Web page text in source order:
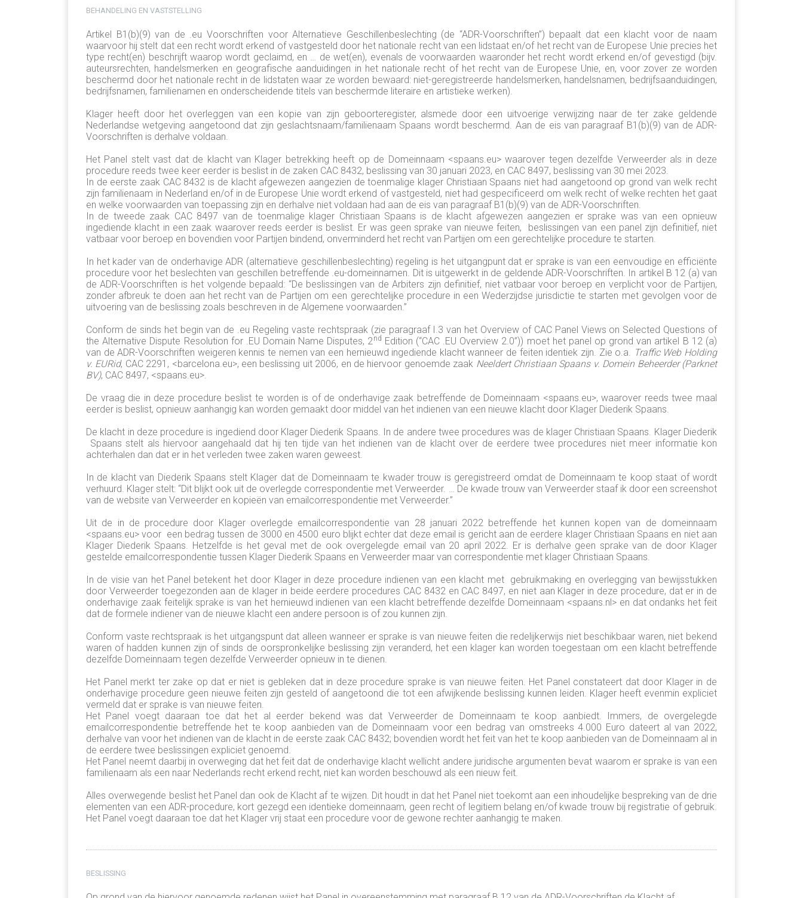
BEHANDELING EN VASTSTELLING
Artikel B1(b)(9) van de .eu Voorschriften voor Alternatieve Geschillenbeslechting (de “ADR-Voorschriften”) bepaalt dat een klacht voor de naam
waarvoor hij stelt dat een recht wordt erkend of vastgesteld door het nationale recht van een lidstaat en/of het recht van de Europese Unie precies het
type recht(en) beschrijft waarop wordt geclaimd, en … de wet(en), evenals de voorwaarden waaronder het recht wordt erkend en/of gevestigd (bijv.
auteursrechten, handelsmerken en geografische aanduidingen in het nationale recht of het recht van de Europese Unie, en, voor zover ze worden
beschermd door het nationale recht in de lidstaten waar ze worden bewaard: niet-geregistreerde handelsmerken, handelsnamen, bedrijfsaanduidingen,
bedrijfsnamen, familienamen en onderscheidende titels van beschermde literaire en artistieke werken).
Klager heeft door het overleggen van een kopie van zijn geboorteregister, alsmede door een uitvoerige verwijzing naar de ter zake geldende
Nederlandse wetgeving aangetoond dat zijn geslachtsnaam/familienaam Spaans wordt beschermd. Aan de eis van paragraaf B1(b)(9) van de ADR-
Voorschriften is derhalve voldaan.
Het Panel stelt vast dat de klacht van Klager betrekking heeft op de Domeinnaam <spaans.eu> waarover tegen dezelfde Verweerder als in deze
procedure reeds twee keer eerder is beslist in de zaken CAC 8432, beslissing van 30 januari 2023, en CAC 8497, beslissing van 30 mei 2023.
In de eerste zaak CAC 8432 is de klacht afgewezen aangezien de toenmalige klager Christiaan Spaans niet had aangetoond op grond van welk recht
zijn familienaam in Nederland en/of in de Europese Unie wordt erkend of vastgesteld, niet had gespecificeerd om welk recht of welke rechten het gaat
en welke voorwaarden van toepassing zijn en derhalve niet voldaan had aan de eis van paragraaf B1(b)(9) van de ADR-Voorschriften.
In de tweede zaak CAC 8497 van de toenmalige klager Christiaan Spaans is de klacht afgewezen aangezien er sprake was van een opnieuw
ingediende klacht in een zaak waarover reeds eerder is beslist. Er was geen sprake van nieuwe feiten, beslissingen van een panel zijn definitief, niet
vatbaar voor beroep en bovendien voor Partijen bindend, onverminderd het recht van Partijen om een gerechtelijke procedure te starten.
In het kader van de onderhavige ADR (alternatieve geschillenbeslechting) regeling is het uitgangpunt dat er sprake is van een eenvoudige en efficiënte
procedure voor het beslechten van geschillen betreffende .eu-domeinnamen. Dit is uitgewerkt in de geldende ADR-Voorschriften. In artikel B 12 (a) van
de ADR-Voorschriften is het volgende bepaald: “De beslissingen van de Arbiters zijn definitief, niet vatbaar voor beroep en verplicht voor de Partijen,
zonder afbreuk te doen aan het recht van de Partijen om een gerechtelijke procedure in een Wederzijdse jurisdictie te starten met gevolgen voor de
uitvoering van de beslissing zoals beschreven in de Algemene voorwaarden.”
Conform de sinds het begin van de .eu Regeling vaste rechtspraak (zie paragraaf I.3 van het Overview of CAC Panel Views on Selected Questions of
the Alternative Dispute Resolution for .EU Domain Name Disputes, 2nd Edition (“CAC .EU Overview 2.0”)) moet het panel op grond van artikel B 12 (a)
van de ADR-Voorschriften weigeren kennis te nemen van een hernieuwd ingediende klacht wanneer de feiten identiek zijn. Zie o.a. Traffic Web Holding
v. EURid, CAC 2291, <barcelona.eu>, een beslissing uit 2006, en de hiervoor genoemde zaak Neeldert Christiaan Spaans v. Domein Beheerder (Parknet
BV), CAC 8497, <spaans.eu>.
De vraag die in deze procedure beslist te worden is of de onderhavige zaak betreffende de Domeinnaam <spaans.eu>, waarover reeds twee maal
eerder is beslist, opnieuw aanhangig kan worden gemaakt door middel van het indienen van een nieuwe klacht door Klager Diederik Spaans.
De klacht in deze procedure is ingediend door Klager Diederik Spaans. In de andere twee procedures was de klager Christiaan Spaans. Klager Diederik
Spaans stelt als hiervoor aangehaald dat hij ten tijde van het indienen van de klacht over de eerdere twee procedures niet meer informatie kon
achterhalen dan dat er in het verleden twee zaken waren geweest.
In de klacht van Diederik Spaans stelt Klager dat de Domeinnaam te kwader trouw is geregistreerd omdat de Domeinnaam te koop staat of wordt
verhuurd. Klager stelt: “Dit blijkt ook uit de overlegde correspondentie met Verweerder. … De kwade trouw van Verweerder staaf ik door een screenshot
van de website van Verweerder en kopieën van emailcorrespondentie met Verweerder.”
Uit de in de procedure door Klager overlegde emailcorrespondentie van 28 januari 2022 betreffende het kunnen kopen van de domeinnaam
<spaans.eu> voor een bedrag tussen de 3000 en 4500 euro blijkt echter dat deze email is gericht aan de eerdere klager Christiaan Spaans en niet aan
Klager Diederik Spaans. Hetzelfde is het geval met de ook overgelegde email van 20 april 2022. Er is derhalve geen sprake van de door Klager
gestelde emailcorrespondentie tussen Klager Diederik Spaans en Verweerder maar van correspondentie met klager Christiaan Spaans.
In de visie van het Panel betekent het door Klager in deze procedure indienen van een klacht met gebruikmaking en overlegging van bewijsstukken
door Verweerder toegezonden aan de klager in beide eerdere procedures CAC 8432 en CAC 8497, en niet aan Klager in deze procedure, dat er in de
onderhavige zaak feitelijk sprake is van het hernieuwd indienen van een klacht betreffende dezelfde Domeinnaam <spaans.nl> en dat ondanks het feit
dat de formele indiener van de nieuwe klacht een andere persoon is of zou kunnen zijn.
Conform vaste rechtspraak is het uitgangspunt dat alleen wanneer er sprake is van nieuwe feiten die redelijkerwijs niet beschikbaar waren, niet bekend
waren of hadden kunnen zijn of sinds de oorspronkelijke beslissing zijn veranderd, het een klager kan worden toegestaan om een klacht betreffende
dezelfde Domeinnaam tegen dezelfde Verweerder opnieuw in te dienen.
Het Panel merkt ter zake op dat er niet is gebleken dat in deze procedure sprake is van nieuwe feiten. Het Panel constateert dat door Klager in de
onderhavige procedure geen nieuwe feiten zijn gesteld of aangetoond die tot een afwijkende beslissing kunnen leiden. Klager heeft evenmin expliciet
vermeld dat er sprake is van nieuwe feiten.
Het Panel voegt daaraan toe dat het al eerder bekend was dat Verweerder de Domeinnaam te koop aanbiedt. Immers, de overgelegde
emailcorrespondentie betreffende het te koop aanbieden van de Domeinnaam voor een bedrag van omstreeks 4.000 Euro dateert al van 2022,
derhalve van voor het indienen van de klacht in de eerste zaak CAC 8432; bovendien wordt het feit van het te koop aanbieden van de Domeinnaam al in
de eerdere twee beslissingen expliciet genoemd.
Het Panel neemt daarbij in overweging dat het feit dat de onderhavige klacht wellicht andere juridische argumenten bevat waarom er sprake is van een
familienaam als een naar Nederlands recht erkend recht, niet kan worden beschouwd als een nieuw feit.
Alles overwegende beslist het Panel dan ook de Klacht af te wijzen. Dit houdt in dat het Panel niet toekomt aan een inhoudelijke bespreking van de drie
elementen van een ADR-procedure, kort gezegd een identieke domeinnaam, geen recht of legitiem belang en/of kwade trouw bij registratie of gebruik.
Het Panel voegt daaraan toe dat het Klager vrij staat een procedure voor de gewone rechter aanhangig te maken.
BESLISSING